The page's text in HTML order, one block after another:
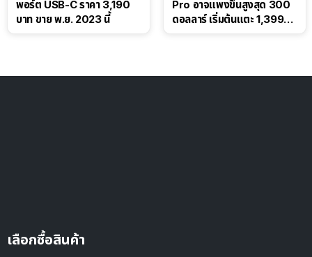
พอร์ต USB-C ราคา 3,190
บาท ขาย พ.ย. 2023 นี้
Pro อาจแพงขึ้นสูงสุด 300
ดอลลาร์ เริ่มต้นแตะ 1,399
เลือกซื้อสินค้า